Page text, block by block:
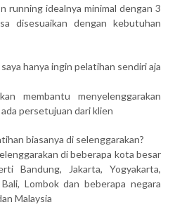
running idealnya minimal dengan 3
disesuaikan dengan kebutuhan
hanya ingin pelatihan sendiri aja
membantu menyelenggarakan
persetujuan dari klien
biasanya di selenggarakan?
di beberapa kota besar
Bandung, Jakarta, Yogyakarta,
Lombok dan beberapa negara
Malaysia